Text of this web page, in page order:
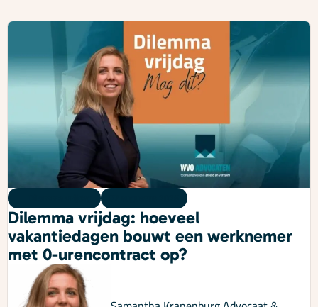
Dilemma vrijdag: hoeveel
vakantiedagen bouwt een werknemer
met 0-urencontract op?